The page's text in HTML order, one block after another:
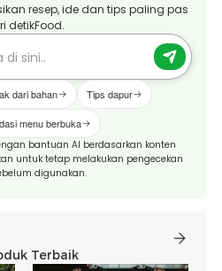
resep, ide dan tips paling pas
detikFood.
dari bahan Tips dapur
menu berbuka
bantuan AI berdasarkan konten
untuk tetap melakukan pengecekan
digunakan.